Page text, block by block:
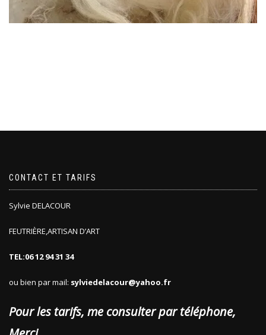
CONTACT ET TARIFS
Sylvie DELACOUR
FEUTRIÈRE,ARTISAN D’ART
TEL:06 12 94 31 34
ou bien par mail: sylviedelacour@yahoo.fr
Pour les tarifs, me consulter par téléphone,